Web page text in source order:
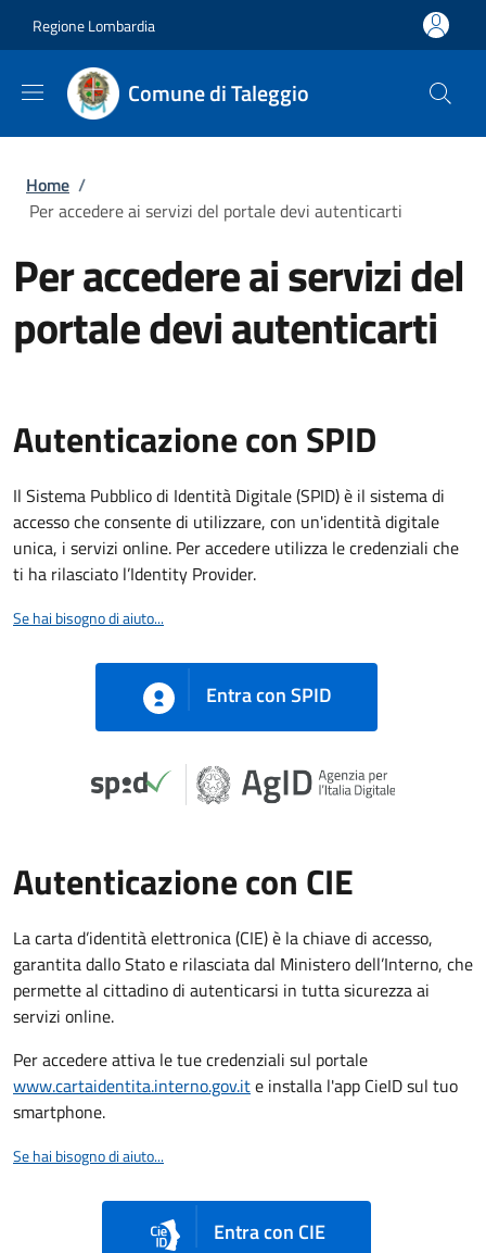
Regione Lombardia
Comune di Taleggio
Briciole di pane
Home /
Per accedere ai servizi del portale devi autenticarti
Per accedere ai servizi del
portale devi autenticarti
Autenticazione con SPID
Il Sistema Pubblico di Identità Digitale (SPID) è il sistema di
accesso che consente di utilizzare, con un'identità digitale
unica, i servizi online. Per accedere utilizza le credenziali che
ti ha rilasciato l’Identity Provider.
Se hai bisogno di aiuto...
Entra con SPID
Autenticazione con CIE
La carta d’identità elettronica (CIE) è la chiave di accesso,
garantita dallo Stato e rilasciata dal Ministero dell’Interno, che
permette al cittadino di autenticarsi in tutta sicurezza ai
servizi online.
Per accedere attiva le tue credenziali sul portale
www.cartaidentita.interno.gov.ite installa l'app CieID sul tuo
smartphone.
Se hai bisogno di aiuto...
Entra con CIE